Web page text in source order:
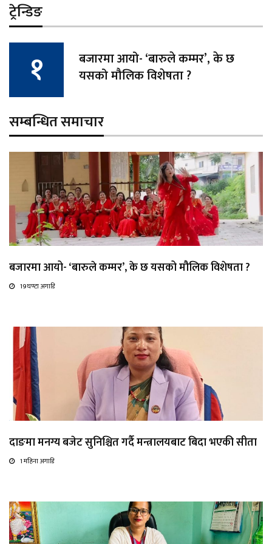
ट्रेन्डिङ
बजारमा आयो- ‘बारुले कम्मर’, के छ
यसको मौलिक विशेषता ?
सम्बन्धित समाचार
बजारमा आयो- ‘बारुले कम्मर’, के छ यसको मौलिक विशेषता ?
19 घण्टा अगाडि
दाङमा मनग्य बजेट सुनिश्चित गर्दै मन्त्रालयबाट बिदा भएकी सीता
1 महिना अगाडि